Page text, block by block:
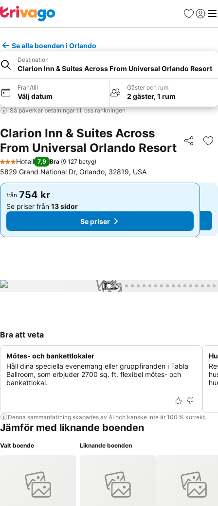
Favoriter
Logga
Se alla boenden i Orlando
Destination
Clarion Inn & Suites Across From Universal Orlando Resort
Från/till
Välj datum
Gäster och rum
2 gäster, 1 rum
Så påverkar betalningar till oss rankningen
Clarion Inn & Suites Across
From Universal Orlando Resort
Dela
3 Stjärnor
Hotell 7,9 Bra (9 127 betyg)
5829 Grand National Dr, Orlando, 32819, USA
från 754 kr
Se priser från 13 sidor
Se priser
från 754 kr
Se priser från 13 sidor
Se priser
1 / 87
Bra att veta
Mötes- och bankettlokaler
Håll dina speciella evenemang eller gruppfiranden i Tabla
Ballroom, som erbjuder 2700 sq. ft. flexibel mötes- och
bankettlokal.
Denna sammanfattning skapades av AI och kanske inte är 100 % korrekt.
Jämför med liknande boenden
Valt boende Liknande boenden